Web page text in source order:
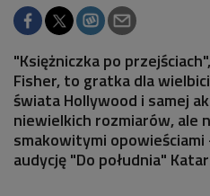
"Księżniczka po
Fisher, to gratka dla
świata Hollywood i samej
niewielkich rozmiarów, ale
smakowitymi
audycję "Do południa"